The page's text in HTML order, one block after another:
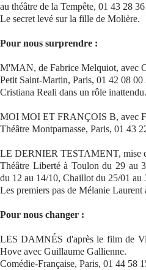
au théâtre de la Tempête, 01 43 28
Le secret levé sur la fille de Molière.
Pour nous surprendre :
M'MAN, de Fabrice Melquiot, avec
Petit Saint-Martin, Paris, 01 42 08
Cristiana Reali dans un rôle
MOI MOI ET FRANÇOIS B, avec
Théâtre Montparnasse, Paris, 01 43
LE DERNIER TESTAMENT, mise
Théâtre Liberté à Toulon du 29 au
du 12 au 14/10, Chaillot du 25/01 au
Les premiers pas de Mélanie Laurent
Pour nous changer :
LES DAMNÉS d'après le film de
Hove avec Guillaume Gallienne.
Comédie-Française, Paris, 01 44 58